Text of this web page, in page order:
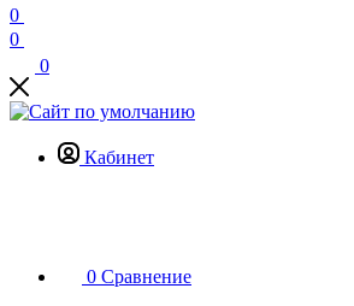
0
0
0
Кабинет
0 Сравнение